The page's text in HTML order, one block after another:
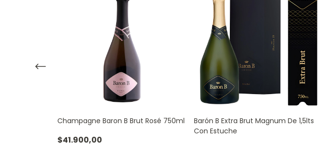
Champagne Baron B Brut Rosé 750ml
$41.900,00
Barón B Extra Brut Magnum De 1,5lts
Con Estuche